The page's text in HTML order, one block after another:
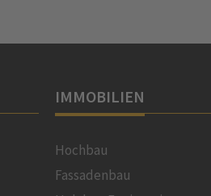
IMMOBILIEN
Hochbau
Fassadenbau